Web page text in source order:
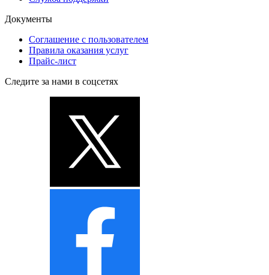
Документы
Соглашение с пользователем
Правила оказания услуг
Прайс-лист
Следите за нами в соцсетях